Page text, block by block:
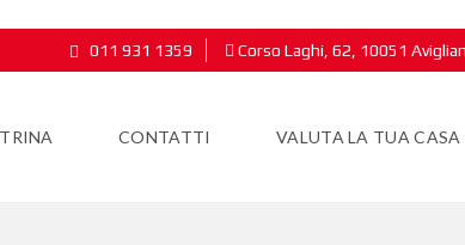
011 931 1359 Corso Laghi, 62, 10051
CONTATTI VALUTA LA TUA CASA